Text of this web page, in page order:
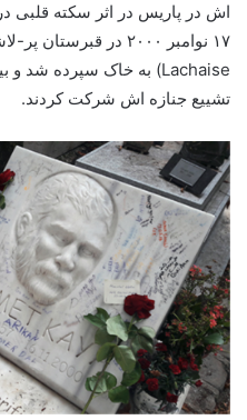
اش در پاریس در اثر سکته قلبی
تشییع جنازه اش شرکت کردند.